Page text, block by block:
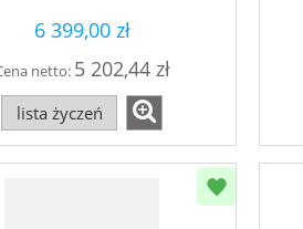
6 399,00 zł
netto: 5 202,44 zł
lista życzeń